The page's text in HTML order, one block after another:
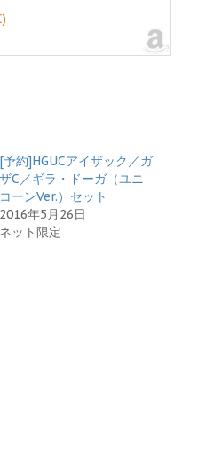
[予約]HGUCアイザック／ガ
ザC／ギラ・ドーガ（ユニ
コーンVer.）セット
2016年5月26日
ネット限定